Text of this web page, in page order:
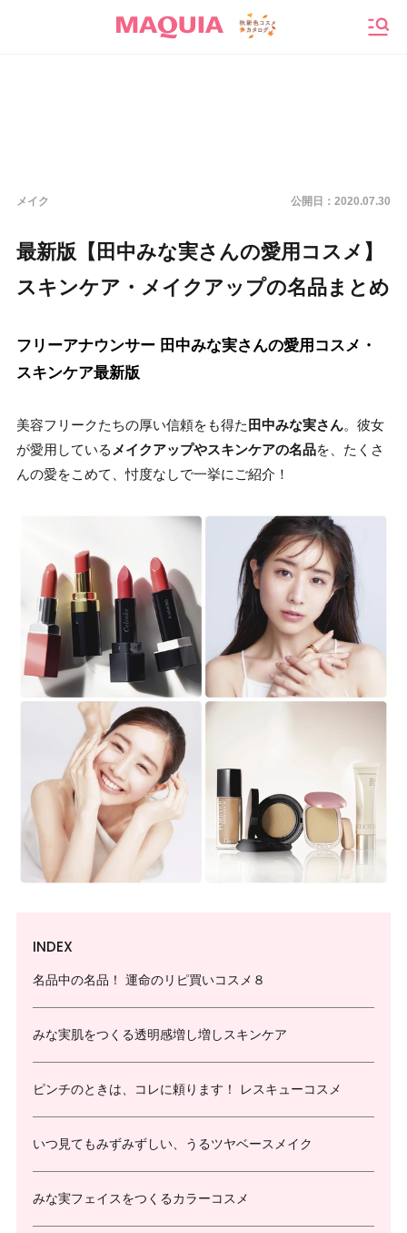
メイク 公開日： 2020.07.30
最新版【田中みな実さんの愛用コスメ】
スキンケア・メイクアップの名品まとめ
フリーアナウンサー 田中みな実さんの愛用コスメ・
スキンケア最新版
美容フリークたちの厚い信頼をも得た 田中みな実さん。彼女
が愛用している メイクアップやスキンケアの名品を、たくさ
んの愛をこめて、忖度なしで一挙にご紹介！
INDEX
名品中の名品！ 運命のリピ買いコスメ８
みな実肌をつくる透明感増し増しスキンケア
ピンチのときは、コレに頼ります！ レスキューコスメ
いつ見てもみずみずしい、うるツヤベースメイク
みな実フェイスをつくるカラーコスメ